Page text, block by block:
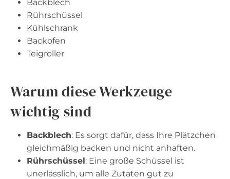
Backblech
Rührschüssel
Kühlschrank
Backofen
Teigroller
Warum diese Werkzeuge
wichtig sind
Backblech: Es sorgt dafür, dass Ihre Plätzchen
gleichmäßig backen und nicht anhaften.
Rührschüssel: Eine große Schüssel ist
unerlässlich, um alle Zutaten gut zu